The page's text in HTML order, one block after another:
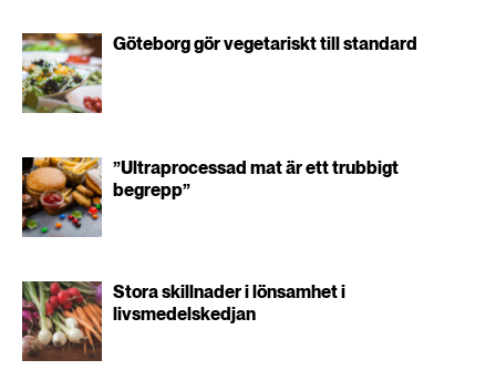
Göteborg gör vegetariskt till standard
”Ultraprocessad mat är ett trubbigt
begrepp”
Stora skillnader i lönsamhet i
livsmedelskedjan